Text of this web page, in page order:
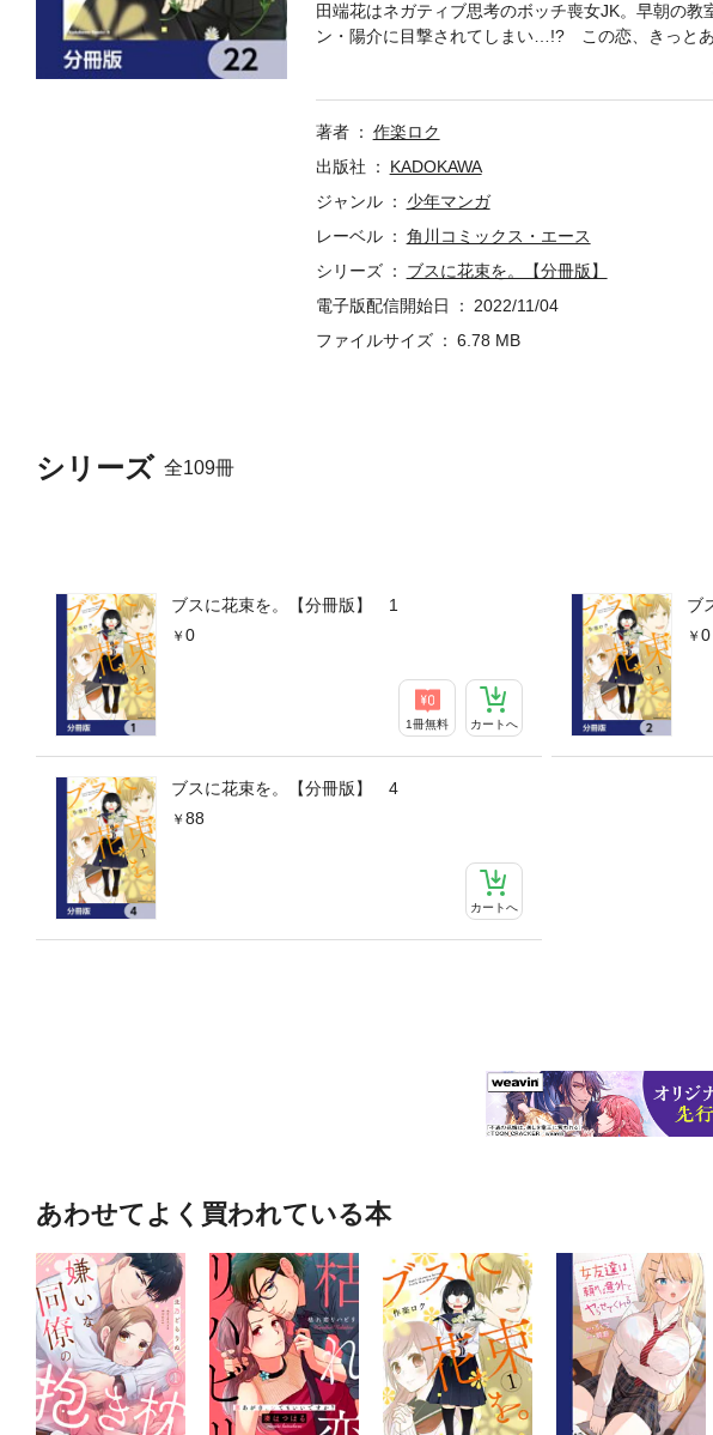
シリーズ 全109冊
ブスに花束を。【分冊版】 1
0
1冊無料 カートへ
ブ
0
ブスに花束を。【分冊版】 4
88
カートへ
田端花はネガティブ思考のボッチ喪女JK。早朝の
ン・陽介に目撃されてしまい…!? この恋、きっと
弾。※本作品は単行本を分割したもので、本編内容
著者
作楽ロク
出版社
KADOKAWA
ジャンル
少年マンガ
レーベル
角川コミックス・エース
シリーズ
ブスに花束を。【分冊版】
電子版配信開始日
2022/11/04
ファイルサイズ
6.78 MB
あわせてよく買われている本